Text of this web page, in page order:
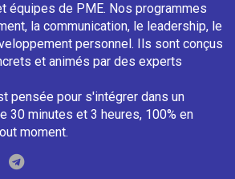
équipes de PME. Nos programmes
la communication, le leadership, le
personnel. Ils sont conçus
et animés par des experts
pensée pour s'intégrer dans un
30 minutes et 3 heures, 100% en
moment.